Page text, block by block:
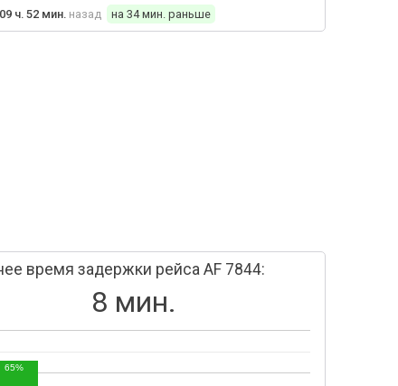
ч. 52 мин. назад на 34 мин. раньше
время задержки рейса AF 7844:
8 мин.
65%